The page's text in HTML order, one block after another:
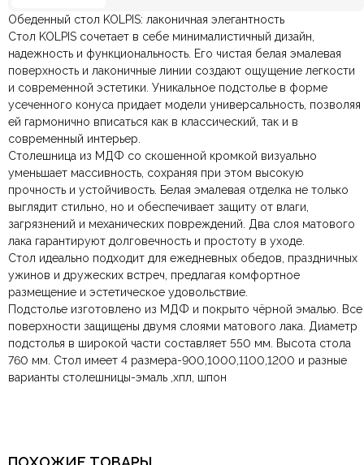
Обеденный стол KOLPIS: лаконичная элегантность
Стол KOLPIS сочетает в себе минималистичный дизайн,
надежность и функциональность. Его чистая белая эмалевая
поверхность и лаконичные линии создают ощущение легкости
и современной эстетики. Уникальное подстолье в форме
усеченного конуса придает модели универсальность, позволяя
ей гармонично вписаться как в классический, так и в
современный интерьер.
Столешница из МДФ со скошенной кромкой визуально
уменьшает массивность, сохраняя при этом высокую
прочность и устойчивость. Белая эмалевая отделка не только
выглядит стильно, но и обеспечивает защиту от влаги,
загрязнений и механических повреждений. Два слоя матового
лака гарантируют долговечность и простоту в уходе.
Стол идеально подходит для ежедневных обедов, праздничных
ужинов и дружеских встреч, предлагая комфортное
размещение и эстетическое удовольствие.
Подстолье изготовлено из МДФ и покрыто чёрной эмалью. Все
поверхности защищены двумя слоями матового лака. Диаметр
подстолья в широкой части составляет 550 мм. Высота стола
760 мм. Стол имеет 4 размера-900,1000,1100,1200 и разные
варианты столешницы-эмаль ,хпл, шпон
Материал МДФ эмаль
Размеры ШxГxВ 900х900х750 мм.
Цвет Дымчатый
Материал столешницы
Форма столешницы Круглая
Стиль
Итальянский, Кантри,
Лофт, Минимализм,
Модерн, Прованс,
Скандинавский,
Современный, Хай-тек,
Эклектика
Комната Гостиная, Кухня, Столовая
По всей России:отправляем через транспортную
компаниюСДЭК. Срок доставки —до 7 дней.
По Москве и Санкт-Петербургу:быстрая
Яндекс.Доставка— доставка в день заказа.
Оплата в салоне-магазине— наличными или картой
при самовывозе.
Безналичная оплата по счёту— для юридических и
физических лиц.
Онлайн оплата картой
сайт.
Отзывов ещё нет. Напишите первым.
Ваша общая оценка
Заголовок вашего отзыва
Ваш отзыв
Ваше имя
Ваша эл.почта
Этот отзыв основан на моём опыте и выражает моё личное
мнение.
​